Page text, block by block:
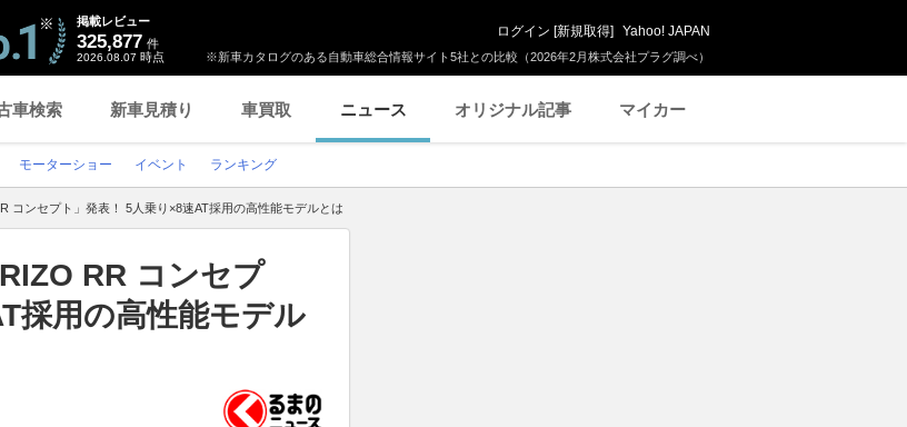
※新車カタログのある自動車総合情報サイト5社との比較（2026年2月株式会社プラグ調べ）
掲載レビュー
325,877 件
2026.08.07 時点
ログイン [新規取得] Yahoo! JAPAN
車検索 新車見積り 車買取 ニュース オリジナル記事 マイカー
モーターショー イベント ランキング
コンセプト」発表！ 5人乗り×8速AT採用の高性能モデルとは
RR コンセプ
採用の高性能モデル